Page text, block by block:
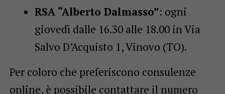
RSA “Alberto Dalmasso”: ogni
giovedì dalle 16.30 alle 18.00 in Via
Salvo D’Acquisto 1, Vinovo (TO).
Per coloro che preferiscono consulenze
online, è possibile contattare il numero